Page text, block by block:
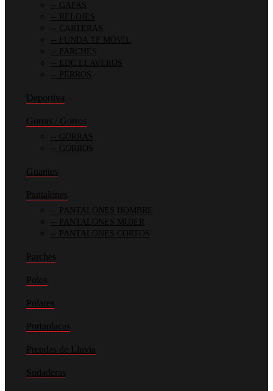
GAFAS
RELOJES
CARTERAS
FUNDA TF MÓVIL
PARCHES
EDC LLAVEROS
PERROS
Deportiva
Gorras / Gorros
GORRAS
GORROS
Guantes
Pantalones
PANTALONES HOMBRE
PANTALONES MUJER
PANTALONES CORTOS
Parches
Polos
Polares
Portaplacas
Prendas de Lluvia
Sudaderas